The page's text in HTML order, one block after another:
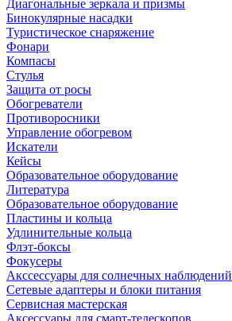
Диагональные зеркала и призмы
Бинокулярные насадки
Туристическое снаряжение
Фонари
Компасы
Стулья
Защита от росы
Обогреватели
Противоросники
Управление обогревом
Искатели
Кейсы
Образовательное оборудование
Литература
Образовательное оборудование
Пластины и кольца
Удлинительные кольца
Флэт-боксы
Фокусеры
Акссессуары для солнечных наблюдений
Сетевые адаптеры и блоки питания
Сервисная мастерская
Аксессуары для смарт-телескопов